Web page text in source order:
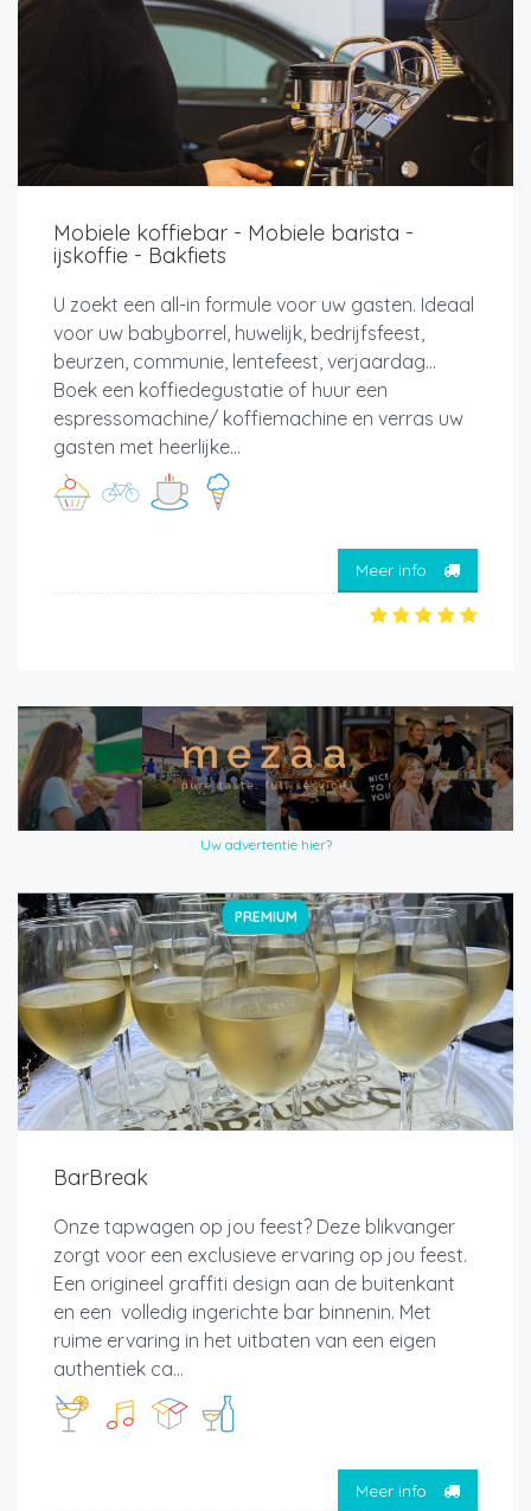
Mobiele koffiebar - Mobiele barista -
ijskoffie - Bakfiets
U zoekt een all-in formule voor uw gasten. Ideaal
voor uw babyborrel, huwelijk, bedrijfsfeest,
beurzen, communie, lentefeest, verjaardag…
Boek een koffiedegustatie of huur een
espressomachine/ koffiemachine en verras uw
gasten met heerlijke...
Meer info
Uw advertentie hier?
PREMIUM
BarBreak
Onze tapwagen op jou feest? Deze blikvanger
zorgt voor een exclusieve ervaring op jou feest.
Een origineel graffiti design aan de buitenkant
en een volledig ingerichte bar binnenin. Met
ruime ervaring in het uitbaten van een eigen
authentiek ca...
Meer info